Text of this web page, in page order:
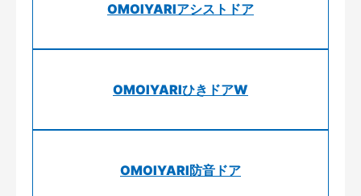
OMOIYARIアシストドア
OMOIYARIひきドアW
OMOIYARI防音ドア